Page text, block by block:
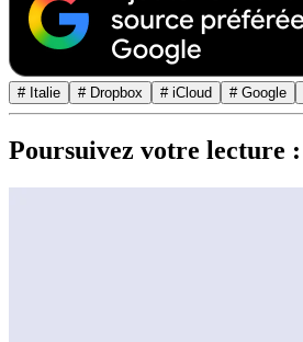
# Italie # Dropbox # iCloud # Google
Poursuivez votre lecture :